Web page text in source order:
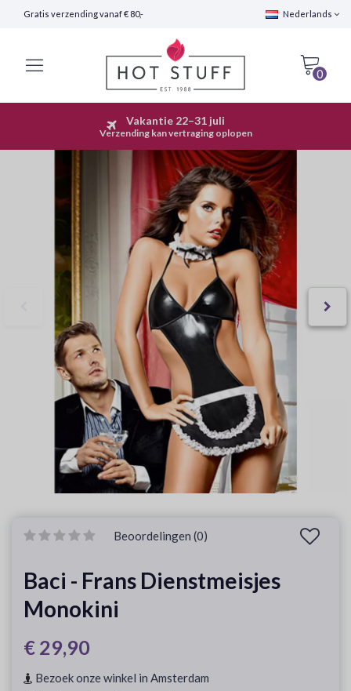
Gratis verzending vanaf € 80,- Nederlands
0
Snelle Verzending (24 uur)
Vakantie 22–31 juli
Verzending kan vertraging oplopen
Beoordelingen (0)
Baci - Frans Dienstmeisjes
Monokini
€ 29,90
Bezoek onze winkel in Amsterdam